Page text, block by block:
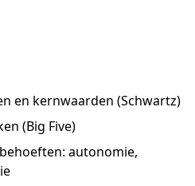
en kernwaarden (Schwartz)
(Big Five)
autonomie,